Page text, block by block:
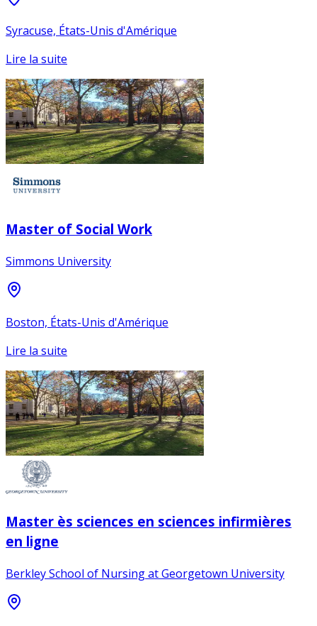
Syracuse, États-Unis d'Amérique
Lire la suite
Master of Social Work
Simmons University
Boston, États-Unis d'Amérique
Lire la suite
Master ès sciences en sciences infirmières
en ligne
Berkley School of Nursing at Georgetown University